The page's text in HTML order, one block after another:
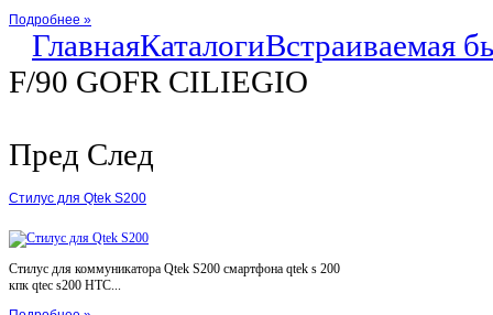
Подробнее »
ГлавнаяКаталогиВстраиваемая
F/90 GOFR CILIEGIO
Пред След
Стилус для Qtek S200
Стилус для коммуникатора Qtek S200 смартфона qtek s 200
кпк qtec s200 HTC...